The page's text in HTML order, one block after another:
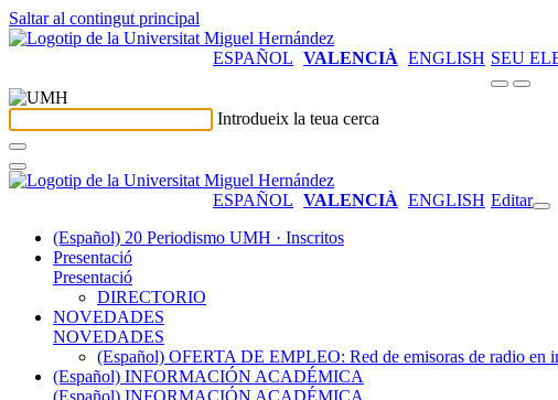
Saltar al contingut principal
ESPAÑOL VALENCIÀ ENGLISH SEU
Introdueix la teua cerca
ESPAÑOL VALENCIÀ ENGLISH Editar
(Español) 20 Periodismo UMH · Inscritos
Presentació
Presentació
DIRECTORIO
NOVEDADES
NOVEDADES
(Español) OFERTA DE EMPLEO: Red de emisoras de radio en
(Español) INFORMACIÓN ACADÉMICA
(Español) INFORMACIÓN ACADÉMICA